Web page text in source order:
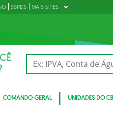
SSPDS MAIS SITES
COMANDO-GERAL UNIDADES DO